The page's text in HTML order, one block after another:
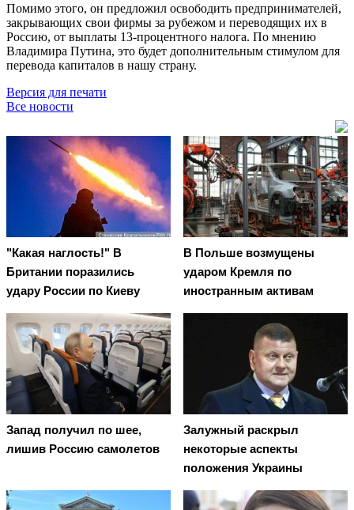
Помимо этого, он предложил освободить предпринимателей,
закрывающих свои фирмы за рубежом и переводящих их в
Россию, от выплаты 13-процентного налога. По мнению
Владимира Путина, это будет дополнительным стимулом для
перевода капиталов в нашу страну.
Версия для печати
Все новости
"Какая наглость!" В
Британии поразились
удару России по Киеву
В Польше возмущены
ударом Кремля по
иностранным активам
Запад получил по шее,
лишив Россию самолетов
Залужный раскрыл
некоторые аспекты
положения Украины